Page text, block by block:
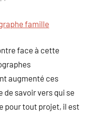
famille
face à cette
augmenté ces
savoir vers qui se
pour tout projet, il est